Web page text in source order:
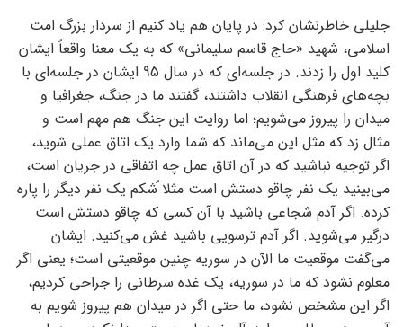
جلیلی خاطرنشان کرد: در پایان هم یاد کنیم از سردار بزرگ امت
اسلامی‌، شهید «حاج قاسم سلیمانی» که به یک معنا واقعاً ایشان
کلید اول را زدند. در جلسه‌ای که در سال 95 ایشان در جلسه‌ای با
بچه‌های فرهنگی انقلاب داشتند، گفتند ما در جنگ، جغرافیا و
میدان را پیروز می‌شویم؛ اما روایت این جنگ هم مهم است و
مثال زد که مثل این می‌ماند که شما وارد یک اتاق عملی شوید،
اگر توجیه نباشید که در آن اتاق عمل چه اتفاقی در جریان است،
می‌بینید یک نفر چاقو دستش است مثلا ًشکم یک نفر دیگر را پاره
کرده. اگر آدم شجاعی باشید با آن کسی که چاقو دستش است
درگیر می‌شوید. اگر آدم ترسویی باشید غش می‌کنید. ایشان
می‌گفت موقعیت ما الآن در سوریه چنین موقعیتی است؛ یعنی اگر
معلوم نشود که ما در سوریه، یک غده سرطانی را جراحی ‌کردیم،
‌اگر این مشخص نشود، ما حتی اگر در میدان هم پیروز شویم به